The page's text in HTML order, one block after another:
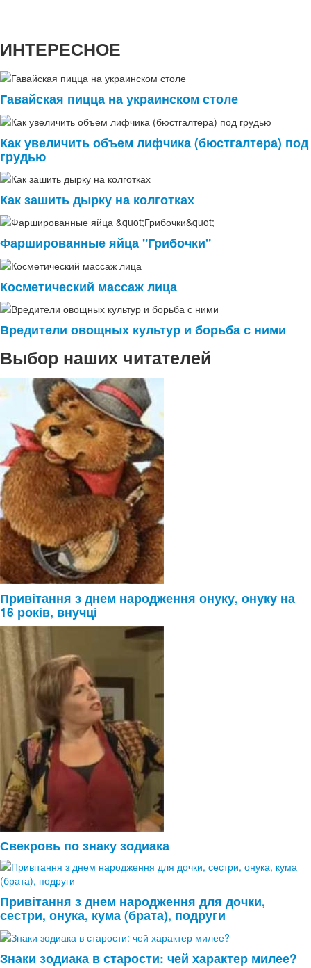
ИНТЕРЕСНОЕ
Гавайская пицца на украинском столе
Как увеличить объем лифчика (бюстгалтера) под
грудью
Как зашить дырку на колготках
Фаршированные яйца "Грибочки"
Косметический массаж лица
Вредители овощных культур и борьба с ними
Выбор наших читателей
Привітання з днем народження онуку, онуку на
16 років, внучці
Свекровь по знаку зодиака
Привітання з днем народження для дочки,
сестри, онука, кума (брата), подруги
Знаки зодиака в старости: чей характер милее?